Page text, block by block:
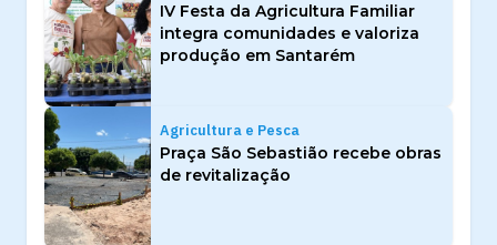
IV Festa da Agricultura Familiar
integra comunidades e valoriza
produção em Santarém
Agricultura e Pesca
Praça São Sebastião recebe obras
de revitalização